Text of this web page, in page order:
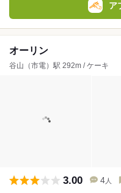
ア
オーリン
谷山（市電）駅 292m / ケーキ
3.00 4 人